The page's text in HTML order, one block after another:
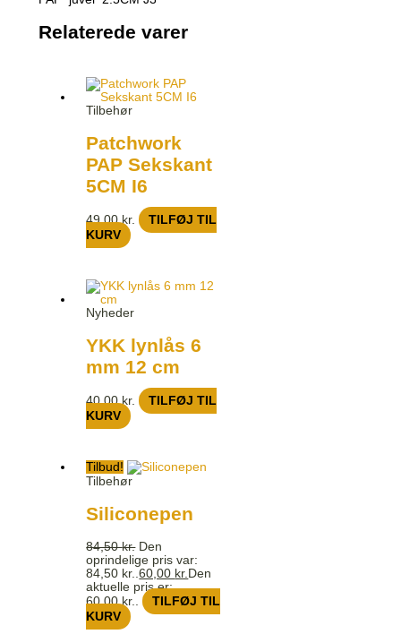
Relaterede varer
Tilbehør
Patchwork
PAP Sekskant
5CM I6
49,00kr.
TILFØJ TIL
KURV
Nyheder
YKK lynlås 6
mm 12 cm
40,00kr.
TILFØJ TIL
KURV
Tilbud!
Tilbehør
Siliconepen
84,50kr. Den
oprindelige pris var:
84,50 kr..60,00 kr. Den
aktuelle pris er:
60,00 kr..
TILFØJ TIL
KURV